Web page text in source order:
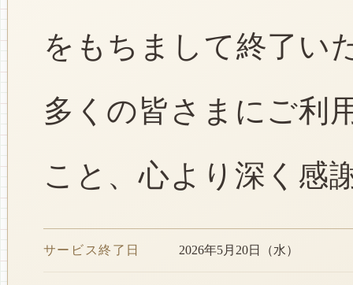
をもちまして終了い
多くの皆さまにご利
こと、心より深く感
サービス終了日 2026年5月20日（水）